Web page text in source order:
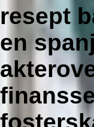
resept
en